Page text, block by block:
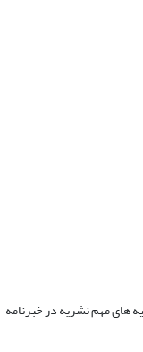
های مهم نشریه در خبرنامه